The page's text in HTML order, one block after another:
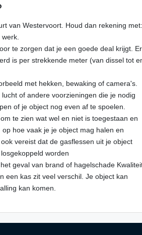
van Westervoort. Houd dan rekening met:
te zorgen dat je een goede deal krijgt. Er
is per strekkende meter (van dissel tot
met hekken, bewaking of camera's.
of andere voorzieningen die je nodig
of je object nog even af te spoelen.
te zien wat wel en niet is toegestaan en
hoe vaak je je object mag halen en
vereist dat de gasflessen uit je object
worden
geval van brand of hagelschade
een kas zit veel verschil. Je object kan
kan komen.